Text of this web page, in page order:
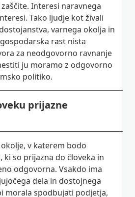
Interesi naravnega
Tako ljudje kot živali
varnega okolja in
rast nista
za neodgovorno ravnanje
ju moramo z odgovorno
politiko.
prijazne
v katerem bodo
ki so prijazna do človeka in
odgovorna. Vsakdo ima
dela in dostojnega
morala spodbujati podjetja,